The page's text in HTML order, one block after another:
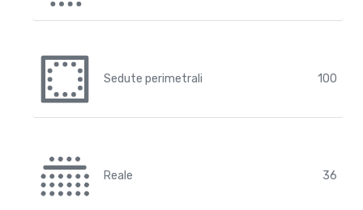
Sedute perimetrali 100
Reale 36